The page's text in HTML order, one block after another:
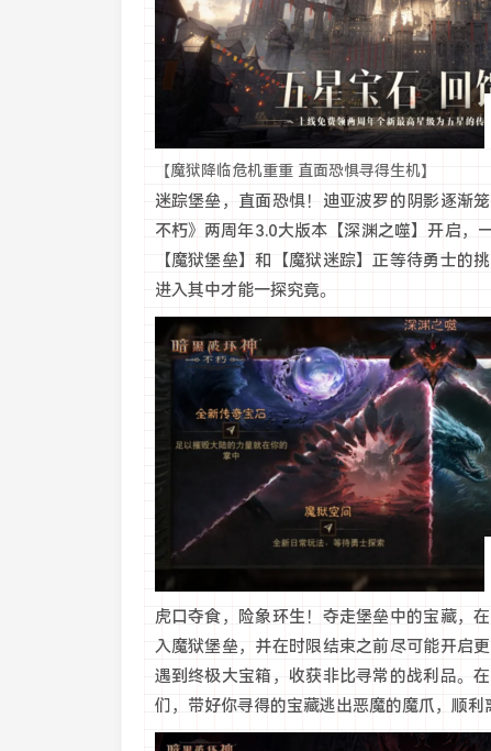
【魔狱降临危机重重 直面恐惧寻得生机】
迷踪堡垒，直面恐惧！迪亚波罗的阴影逐渐
不朽》两周年3.0大版本【深渊之噬】开启，
【魔狱堡垒】和【魔狱迷踪】正等待勇士的
进入其中才能一探究竟。
虎口夺食，险象环生！夺走堡垒中的宝藏，
入魔狱堡垒，并在时限结束之前尽可能开启
遇到终极大宝箱，收获非比寻常的战利品。
们，带好你寻得的宝藏逃出恶魔的魔爪，顺利